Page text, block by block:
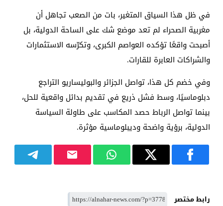
في ظل هذا السياق المتغير، بات من الصعب تجاهل أن
مغربية الصحراء لم تعد موضع شك على الساحة الدولية، بل
أصبحت واقعًا تؤكده العواصم الكبرى، وتكرّسه الاستثمارات
والشراكات العابرة للقارات.
وفي خضم كل هذا، تواصل الجزائر والبوليساريو التراجع
دبلوماسيًا، وسط فشل ذريع في تقديم بدائل واقعية للحل،
بينما تواصل الرباط حصد المكاسب على طاولة السياسة
الدولية، برؤية واضحة وديبلوماسية مؤثرة.
رابط مختصر